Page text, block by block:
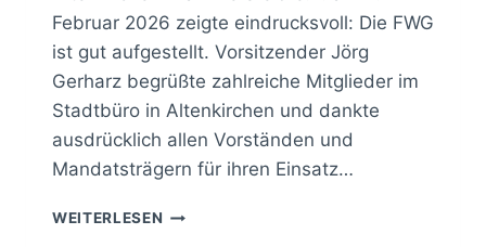
Februar 2026 zeigte eindrucksvoll: Die FWG
ist gut aufgestellt. Vorsitzender Jörg
Gerharz begrüßte zahlreiche Mitglieder im
Stadtbüro in Altenkirchen und dankte
ausdrücklich allen Vorständen und
Mandatsträgern für ihren Einsatz…
WEITERLESEN MIT